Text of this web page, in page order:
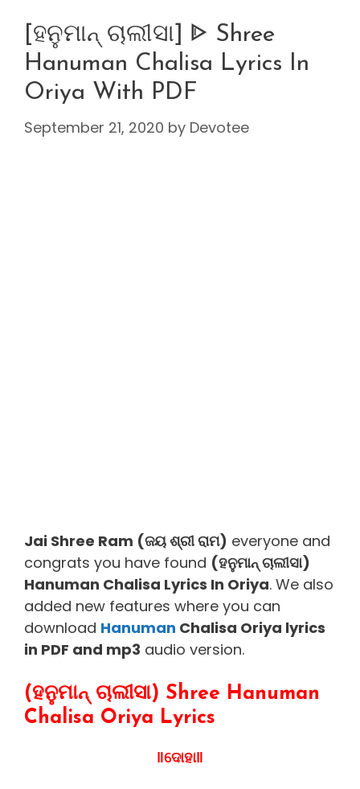
[ହନୁମାନ୍ ଚାଲୀସା] ᐈ Shree
Hanuman Chalisa Lyrics In
Oriya With PDF
September 21, 2020 by Devotee
Jai Shree Ram (ଜୟ ଶ୍ରୀ ରାମ) everyone and
congrats you have found (ହନୁମାନ୍ ଚାଲୀସା)
Hanuman Chalisa Lyrics In Oriya. We also
added new features where you can
download Hanuman Chalisa Oriya lyrics
in PDF and mp3 audio version.
(ହନୁମାନ୍ ଚାଲୀସା) Shree Hanuman
Chalisa Oriya Lyrics
‖ଦୋହା‖